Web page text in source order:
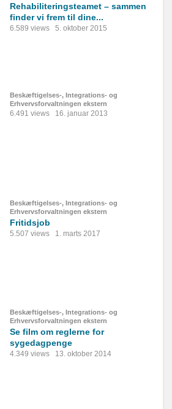
Rehabiliteringsteamet – sammen
finder vi frem til dine...
6.589 views 5. oktober 2015
Beskæftigelses-, Integrations- og
Erhvervsforvaltningen ekstern
6.491 views 16. januar 2013
Beskæftigelses-, Integrations- og
Erhvervsforvaltningen ekstern
Fritidsjob
5.507 views 1. marts 2017
Beskæftigelses-, Integrations- og
Erhvervsforvaltningen ekstern
Se film om reglerne for
sygedagpenge
4.349 views 13. oktober 2014